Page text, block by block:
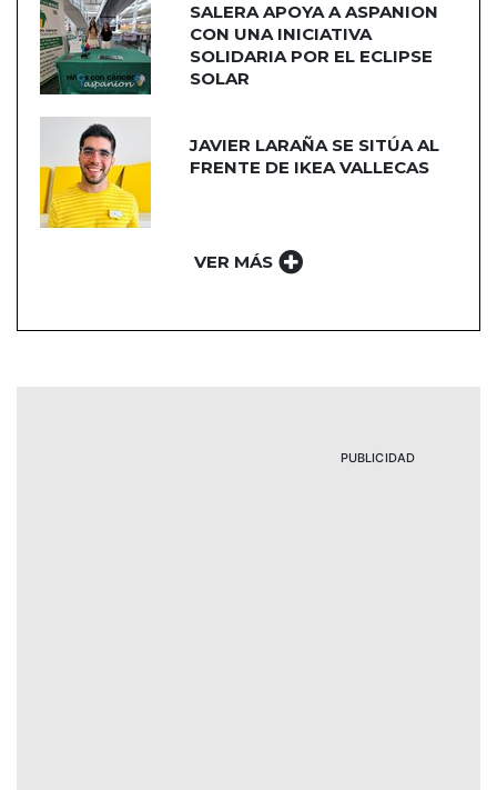
SALERA APOYA A ASPANION
CON UNA INICIATIVA
SOLIDARIA POR EL ECLIPSE
SOLAR
JAVIER LARAÑA SE SITÚA AL
FRENTE DE IKEA VALLECAS
VER MÁS
PUBLICIDAD